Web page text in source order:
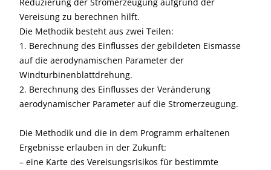
Vereisung zu berechnen hilft.
Die Methodik besteht aus zwei Teilen:
1. Berechnung des Einflusses der gebildeten Eismasse
auf die aerodynamischen Parameter der
Windturbinenblattdrehung.
2. Berechnung des Einflusses der Veränderung
aerodynamischer Parameter auf die Stromerzeugung.
Die Methodik und die in dem Programm erhaltenen
Ergebnisse erlauben in der Zukunft:
– eine Karte des Vereisungsrisikos für bestimmte